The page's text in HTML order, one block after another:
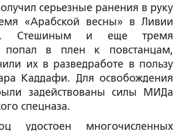
серьезные ранения в руку
«Арабской весны» в Ливии
Стешиным и еще тремя
попал в плен к повстанцам,
их в разведработе в пользу
Каддафи. Для освобождения
задействованы силы МИДа
спецназа.
удостоен многочисленных